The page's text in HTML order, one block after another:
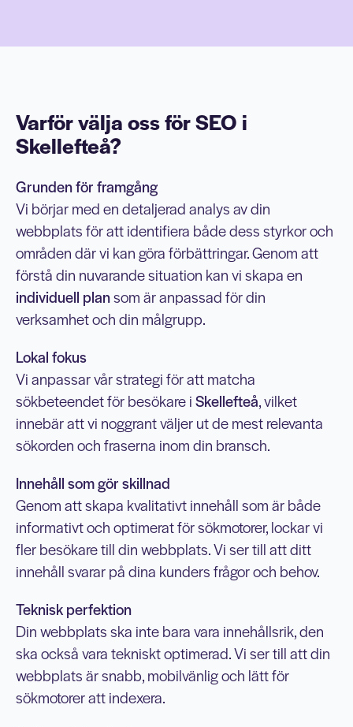
Varför välja oss för SEO i
Skellefteå?
Grunden för framgång
Vi börjar med en detaljerad analys av din
webbplats för att identifiera både dess styrkor och
områden där vi kan göra förbättringar. Genom att
förstå din nuvarande situation kan vi skapa en
individuell plansom är anpassad för din
verksamhet och din målgrupp.
Lokal fokus
Vi anpassar vår strategi för att matcha
sökbeteendet för besökare iSkellefteå, vilket
innebär att vi noggrant väljer ut de mest relevanta
sökorden och fraserna inom din bransch.
Innehåll som gör skillnad
Genom att skapa kvalitativt innehåll som är både
informativt och optimerat för sökmotorer, lockar vi
fler besökare till din webbplats. Vi ser till att ditt
innehåll svarar på dina kunders frågor och behov.
Teknisk perfektion
Din webbplats ska inte bara vara innehållsrik, den
ska också vara tekniskt optimerad. Vi ser till att din
webbplats är snabb, mobilvänlig och lätt för
sökmotorer att indexera.